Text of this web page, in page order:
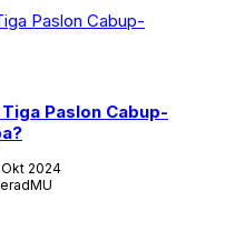
Paslon Cabup-
2024